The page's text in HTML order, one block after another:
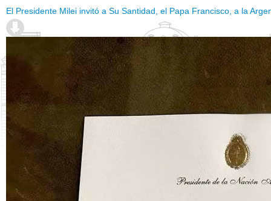
El Presidente Milei invitó a Su Santidad, el Papa Francisco, a la